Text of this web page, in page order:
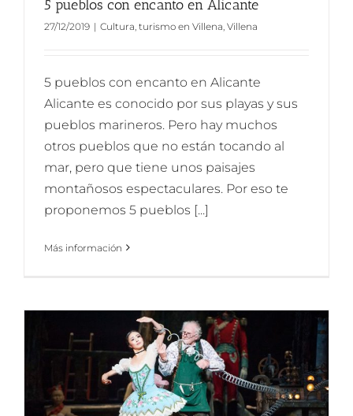
5 pueblos con encanto en Alicante
27/12/2019 | Cultura turismo en Villena Villena
5 pueblos con encanto en Alicante
Alicante es conocido por sus playas y sus
pueblos marineros. Pero hay muchos
otros pueblos que no están tocando al
mar, pero que tiene unos paisajes
montañosos espectaculares. Por eso te
proponemos 5 pueblos [...]
Más información